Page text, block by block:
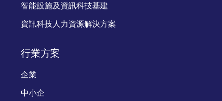
智能設施及資訊科技基建
資訊科技人力資源解決方案
行業方案
企業
中小企